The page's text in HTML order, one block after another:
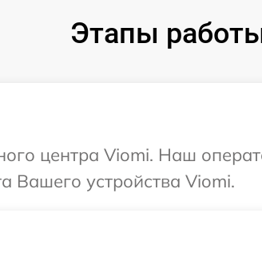
Этапы
центра Viomi. Наш
Вашего устройства Viomi.